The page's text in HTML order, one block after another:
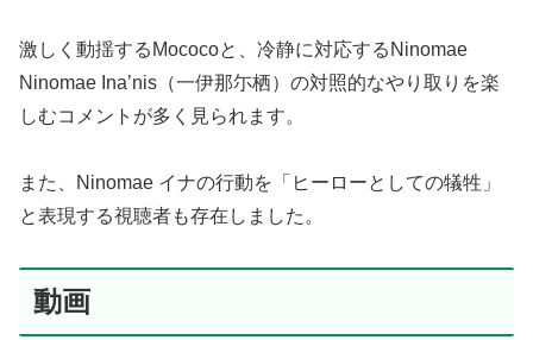
激しく動揺するMococoと、冷静に対応するNinomae
Ninomae Ina’nis（一伊那尓栖）の対照的なやり取りを楽
しむコメントが多く見られます。
また、Ninomae イナの行動を「ヒーローとしての犠牲」
と表現する視聴者も存在しました。
動画